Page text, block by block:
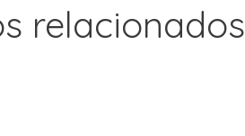
relacionados